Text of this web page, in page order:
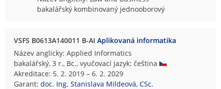
bakalářský kombinovaný jednooborový
VSFS B0613A140011 B-AIAplikovaná informatika
Název anglicky: Applied Informatics
bakalářský, 3 r., Bc., vyučovací jazyk: čeština
Akreditace: 5. 2. 2019 – 6. 2. 2029
Garant:doc. Ing. Stanislava Mildeová, CSc.